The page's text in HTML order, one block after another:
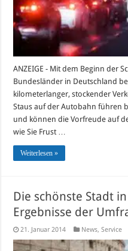
ANZEIGE - Mit dem Beginn der
Bundesländer in Deutschland
kilometerlanger, stockender
Staus auf der Autobahn führen
und können die Vorfreude auf
wie Sie Frust …
Weiterlesen »
Die schönste Stadt
Ergebnisse der
21. Januar 2014 News,Service